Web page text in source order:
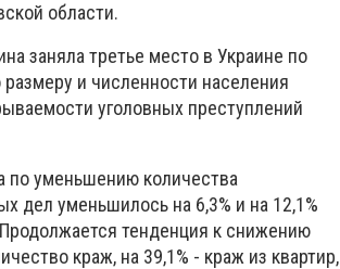
области.
заняла третье место в Украине по
и численности населения
уголовных преступлений
по уменьшению количества
дел уменьшилось на 6,3% и на 12,1%
тенденция к снижению
краж, на 39,1% - краж из квартир,